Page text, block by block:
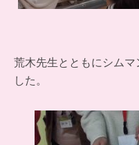
荒木先生とともにシム
した。